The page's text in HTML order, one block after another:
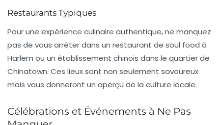
Restaurants Typiques
Pour une expérience culinaire authentique, ne manquez
pas de vous arrêter dans un restaurant de soul food à
Harlem ou un établissement chinois dans le quartier de
Chinatown. Ces lieux sont non seulement savoureux
mais vous donneront un aperçu de la culture locale.
Célébrations et Événements à Ne Pas